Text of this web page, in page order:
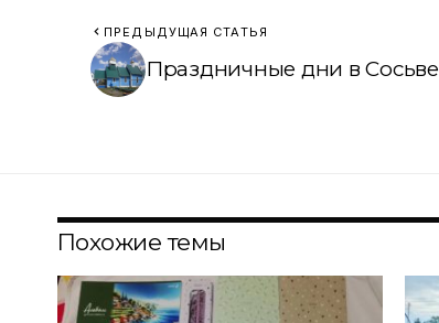
ПРЕДЫДУЩАЯ СТАТЬЯ
Праздничные дни в Сосьве
Похожие темы